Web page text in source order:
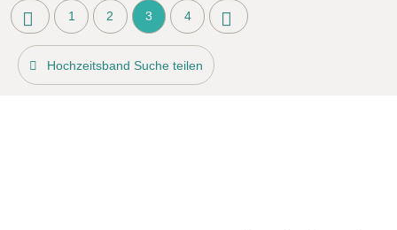
1 2 3 4
Hochzeitsband Suche teilen